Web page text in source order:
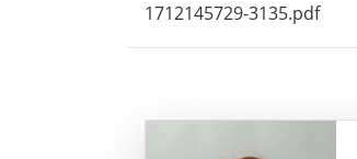
1712145729-3135.pdf